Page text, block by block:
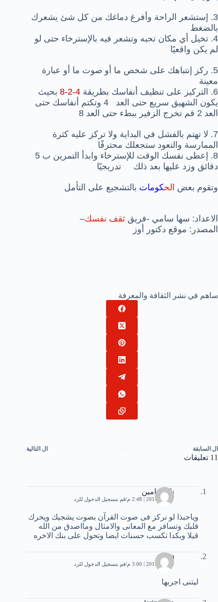
3. إستشعر الراحة وأفرغ دماغك من كل شئ يشعرك
بالضغط
4. تخيل أي مكان تحبه وتشعر فيه بالإسترخاء حتى لو
لم يكن واقعيًا
5. ركز إنتباهك على شخص ما أو صوت ما أو عبارة
معينة
6. التركيز على تنظيف أنفاسك بطريقة
بحيث
يكون الشهيق سريع حتى العد 4 وتكتم أنفاسك حتى
العد 2 قم تخرج الزفير ببطء حتى العد 8
7. لا تهتم بالفشل في البداية ولا تركز عليه كثرة
الممارسة والتعود ستجعلك محترفًا
8. إعطى نفسك الوقت للإسترخاء وابدأ التمرين ب 5
دقائق وزد عليها بعد ذلك تدريجيًا
وتقوم بعض الحكومات بالتشجيع على التأمل
الاعداد: سها سامي -فريق ثقف نفسك–
المصدر: موقع دكتور أوز
ساهم في نشر الثقافة والمعرفة
ال السابقة ال التالية
11 تعليقات
ناصح امين
7 يناير، 2014 | 2:48 م قم بتسجيل الدخول للرد
وياحبذا لو نركز فى صوت القرآن بصوت يشجيك ويحرك
قلبك وتسافر مع المعانى والامثال ومااصدق من الله
قيلا وبكدا تكسب حسنات ايضا وتحول على بنك الاخره
randa
7 يناير، 2014 | 3:00 م قم بتسجيل الدخول للرد
ليتنى اجربها